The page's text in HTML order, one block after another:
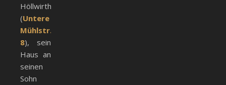
Höllwirth
(Untere
Mühlstr.
8), sein
Haus an
seinen
Sohn